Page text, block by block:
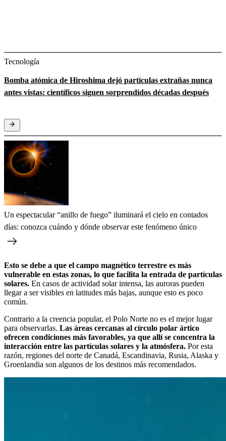
Tecnología
Bomba atómica de Hiroshima dejó partículas extrañas nunca
antes vistas: científicos siguen sorprendidos décadas después
Un espectacular “anillo de fuego” iluminará el cielo en contados
días: conozca cuándo y dónde observar este fenómeno único
Esto se debe a que el campo magnético terrestre es más
vulnerable en estas zonas, lo que facilita la entrada de partículas
solares. En casos de actividad solar intensa, las auroras pueden
llegar a ser visibles en latitudes más bajas, aunque esto es poco
común.
Contrario a la creencia popular, el Polo Norte no es el mejor lugar
para observarlas. Las áreas cercanas al círculo polar ártico
ofrecen condiciones más favorables, ya que allí se concentra la
interacción entre las partículas solares y la atmósfera. Por esta
razón, regiones del norte de Canadá, Escandinavia, Rusia, Alaska y
Groenlandia son algunos de los destinos más recomendados.